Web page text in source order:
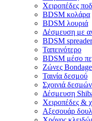
Χειροπέδες
BDSM κολάρα
BDSM λουριά
Δέσμευση με
BDSM
Ταπεινότερο
BDSM μέσο
Ζώνες
Ταινία δεσμού
Σχοινιά δεσμών
Δέσμευση
Χειροπέδες &
Αξεσουάρ